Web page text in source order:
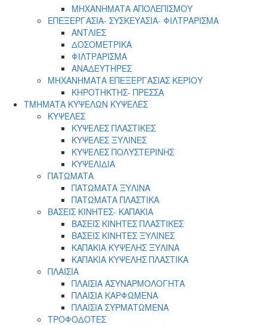
ΜΗΧΑΝΗΜΑΤΑ ΑΠΟΛΕΠΙΣΜΟΥ
ΕΠΕΞΕΡΓΑΣΙΑ- ΣΥΣΚΕΥΑΣΙΑ- ΦΙΛΤΡΑΡΙΣΜΑ
ΑΝΤΛΙΕΣ
ΔΟΣΟΜΕΤΡΙΚΑ
ΦΙΛΤΡΑΡΙΣΜΑ
ΑΝΑΔΕΥΤΗΡΕΣ
ΜΗΧΑΝΗΜΑΤΑ ΕΠΕΞΕΡΓΑΣΙΑΣ ΚΕΡΙΟΥ
ΚΗΡΟΤΗΚΤΗΣ- ΠΡΕΣΣΑ
ΤΜΗΜΑΤΑ ΚΥΨΕΛΩΝ ΚΥΨΕΛΕΣ
ΚΥΨΕΛΕΣ
ΚΥΨΕΛΕΣ ΠΛΑΣΤΙΚΕΣ
ΚΥΨΕΛΕΣ ΞΥΛΙΝΕΣ
ΚΥΨΕΛΕΣ ΠΟΛΥΣΤΕΡΙΝΗΣ
ΚΥΨΕΛΙΔΙΑ
ΠΑΤΩΜΑΤΑ
ΠΑΤΩΜΑΤΑ ΞΥΛΙΝΑ
ΠΑΤΩΜΑΤΑ ΠΛΑΣΤΙΚΑ
ΒΑΣΕΙΣ ΚΙΝΗΤΕΣ- ΚΑΠΑΚΙΑ
ΒΑΣΕΙΣ ΚΙΝΗΤΕΣ ΠΛΑΣΤΙΚΕΣ
ΒΑΣΕΙΣ ΚΙΝΗΤΕΣ ΞΥΛΙΝΕΣ
ΚΑΠΑΚΙΑ ΚΥΨΕΛΗΣ ΞΥΛΙΝΑ
ΚΑΠΑΚΙΑ ΚΥΨΕΛΗΣ ΠΛΑΣΤΙΚΑ
ΠΛΑΙΣΙΑ
ΠΛΑΙΣΙΑ ΑΣΥΝΑΡΜΟΛΟΓΗΤΑ
ΠΛΑΙΣΙΑ ΚΑΡΦΩΜΕΝΑ
ΠΛΑΙΣΙΑ ΣΥΡΜΑΤΩΜΕΝΑ
ΤΡΟΦΟΔΟΤΕΣ